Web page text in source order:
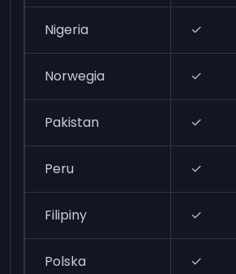
Nigeria ✓
Norwegia ✓
Pakistan ✓
Peru ✓
Filipiny ✓
Polska ✓